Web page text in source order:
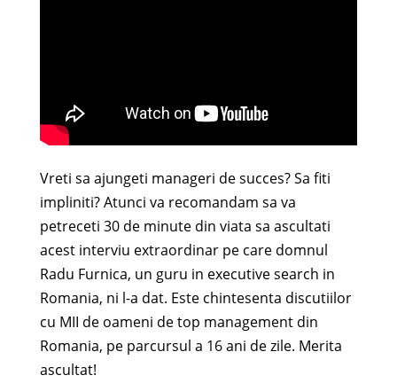
Vreti sa ajungeti manageri de succes? Sa fiti
impliniti? Atunci va recomandam sa va
petreceti 30 de minute din viata sa ascultati
acest interviu extraordinar pe care domnul
Radu Furnica, un guru in executive search in
Romania, ni l-a dat. Este chintesenta discutiilor
cu MII de oameni de top management din
Romania, pe parcursul a 16 ani de zile. Merita
ascultat!